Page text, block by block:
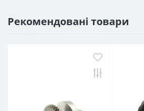
Рекомендовані товари